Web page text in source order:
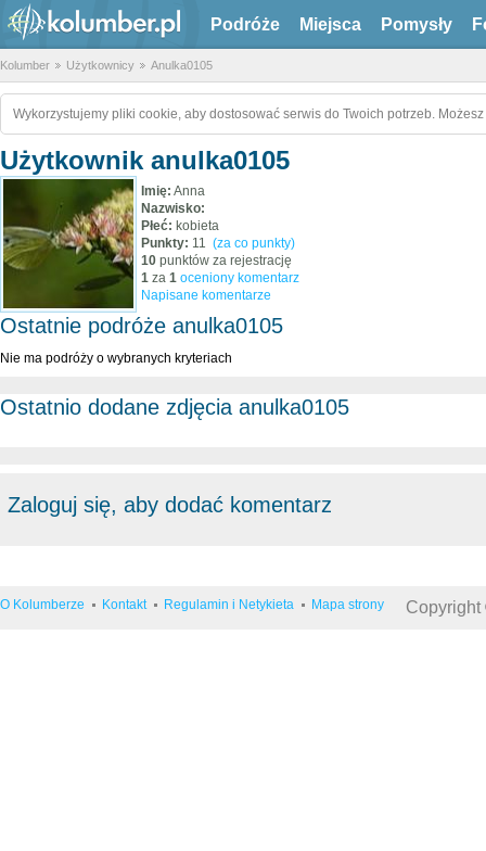
Podróże Miejsca Pomysły
Kolumber Użytkownicy Anulka0105
Wykorzystujemy pliki cookie, aby dostosować serwis do Twoich potrzeb.
Użytkownik anulka0105
Imię: Anna
Nazwisko:
Płeć: kobieta
Punkty: 11 (za co punkty)
10 punktów za rejestrację
1 za 1 oceniony komentarz
Napisane komentarze
Ostatnie podróże anulka0105
Nie ma podróży o wybranych kryteriach
Ostatnio dodane zdjęcia anulka0105
Zaloguj się, aby dodać komentarz
O Kolumberze Kontakt Regulamin i Netykieta Mapa strony